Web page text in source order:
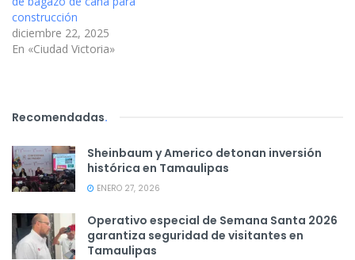
construcción
diciembre 22, 2025
En «Ciudad Victoria»
Recomendadas.
Sheinbaum y Americo detonan inversión
histórica en Tamaulipas
ENERO 27, 2026
Operativo especial de Semana Santa 2026
garantiza seguridad de visitantes en
Tamaulipas